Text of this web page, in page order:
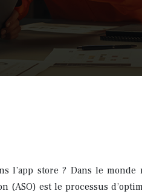
l’app store ? Dans le
est le processus